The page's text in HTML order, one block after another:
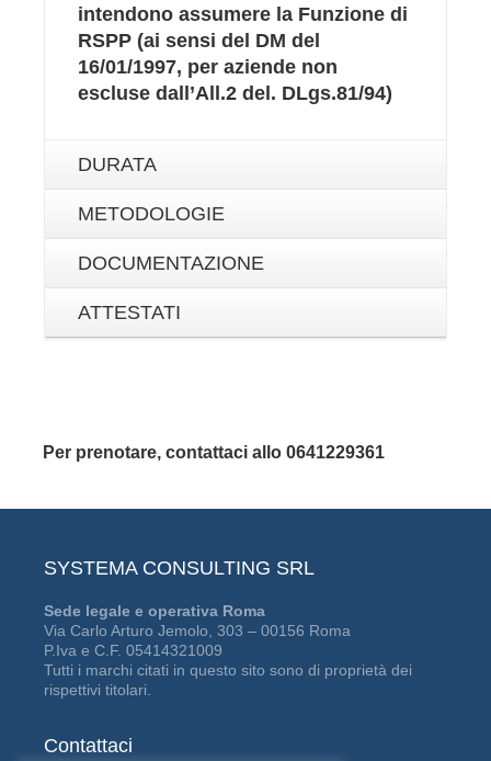
intendono assumere la Funzione di
RSPP (ai sensi del DM del
16/01/1997, per aziende non
escluse dall’All.2 del. DLgs.81/94)
DURATA
METODOLOGIE
DOCUMENTAZIONE
ATTESTATI
Per prenotare, contattaci allo 0641229361
SYSTEMA CONSULTING SRL
Sede legale e operativa Roma
Via Carlo Arturo Jemolo, 303 – 00156 Roma
P.Iva e C.F. 05414321009
Tutti i marchi citati in questo sito sono di proprietà dei
rispettivi titolari.
Contattaci